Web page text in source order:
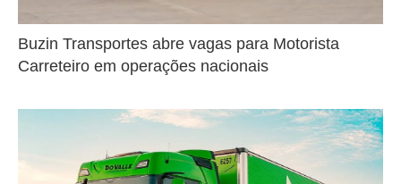
Buzin Transportes abre vagas para Motorista
Carreteiro em operações nacionais